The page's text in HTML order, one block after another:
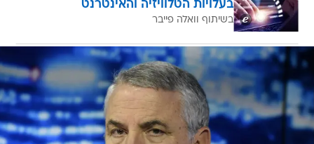
בעלויות הטלוויזיה והאינטרנט
בשיתוף וואלה פייבר